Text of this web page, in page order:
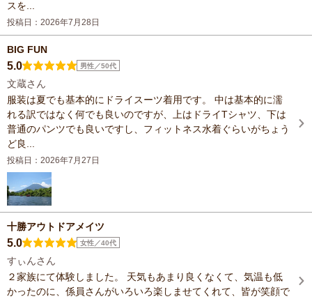
スを...
投稿日：2026年7月28日
BIG FUN
5.0 男性／50代
文蔵さん
服装は夏でも基本的にドライスーツ着用です。 中は基本的に濡
れる訳ではなく何でも良いのですが、上はドライTシャツ、下は
普通のパンツでも良いですし、フィットネス水着ぐらいがちょう
ど良...
投稿日：2026年7月27日
十勝アウトドアメイツ
5.0 女性／40代
すぃんさん
２家族にて体験しました。 天気もあまり良くなくて、気温も低
かったのに、係員さんがいろいろ楽しませてくれて、皆が笑顔で